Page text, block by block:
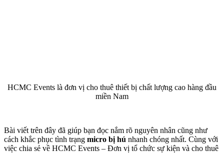
HCMC Events là đơn vị cho thuê thiết bị chất lượng cao hàng đầu
miền Nam
Bài viết trên đây đã giúp bạn đọc nắm rõ nguyên nhân cũng như
cách khắc phục tình trạng micro bị hú nhanh chóng nhất. Cùng với
việc chia sẻ về HCMC Events – Đơn vị tổ chức sự kiện và cho thuê